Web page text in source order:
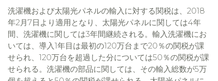
洗濯機および太陽光パネルの輸入に対する関税は、2018
年2月7日より適用となり、太陽光パネルに関しては4年
間、洗濯機に関しては3年間継続される。輸入洗濯機にお
いては、導入1年目は最初の120万台まで20％の関税が課
せられ、120万台を超過した分については50％の関税が課
せられる。洗濯機の部品に関しては、その輸入総数が5万